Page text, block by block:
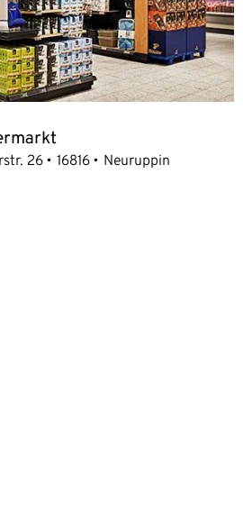
26 16816 Neuruppin